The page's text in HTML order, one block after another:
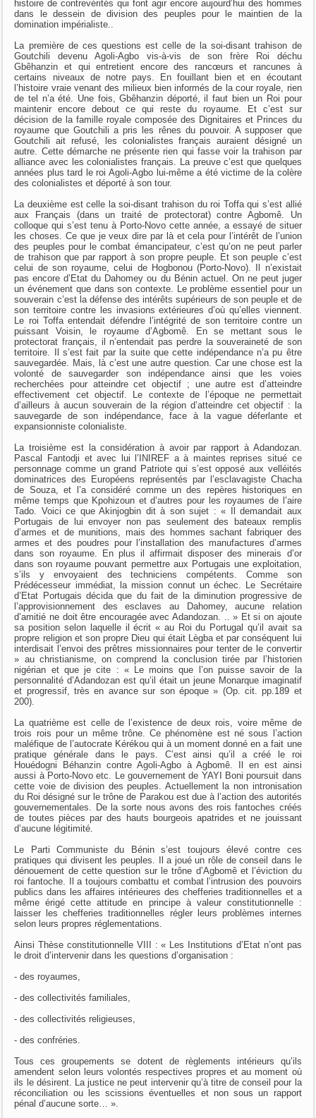
histoire de contrevérités qui font agir encore aujourd’hui des hommes
dans le dessein de division des peuples pour le maintien de la
domination impérialiste..
La première de ces questions est celle de la soi-disant trahison de
Goutchili devenu Agoli-Agbo vis-à-vis de son frère Roi déchu
Gbêhanzin et qui entretient encore des rancœurs et rancunes à
certains niveaux de notre pays. En fouillant bien et en écoutant
l’histoire vraie venant des milieux bien informés de la cour royale, rien
de tel n’a été. Une fois, Gbêhanzin déporté, il faut bien un Roi pour
maintenir encore debout ce qui reste du royaume. Et c’est sur
décision de la famille royale composée des Dignitaires et Princes du
royaume que Goutchili a pris les rênes du pouvoir. A supposer que
Goutchili ait refusé, les colonialistes français auraient désigné un
autre. Cette démarche ne présente rien qui fasse voir la trahison par
alliance avec les colonialistes français. La preuve c’est que quelques
années plus tard le roi Agoli-Agbo lui-même a été victime de la colère
des colonialistes et déporté à son tour.
La deuxième est celle la soi-disant trahison du roi Toffa qui s’est allié
aux Français (dans un traité de protectorat) contre Agbomê. Un
colloque qui s’est tenu à Porto-Novo cette année, a essayé de situer
les choses. Ce que je veux dire par là et cela pour l’intérêt de l’union
des peuples pour le combat émancipateur, c’est qu’on ne peut parler
de trahison que par rapport à son propre peuple. Et son peuple c’est
celui de son royaume, celui de Hogbonou (Porto-Novo). Il n’existait
pas encore d’Etat du Dahomey ou du Bénin actuel. On ne peut juger
un événement que dans son contexte. Le problème essentiel pour un
souverain c’est la défense des intérêts supérieurs de son peuple et de
son territoire contre les invasions extérieures d’où qu’elles viennent.
Le roi Toffa entendait défendre l’intégrité de son territoire contre un
puissant Voisin, le royaume d’Agbomê. En se mettant sous le
protectorat français, il n’entendait pas perdre la souveraineté de son
territoire. Il s’est fait par la suite que cette indépendance n’a pu être
sauvegardée. Mais, là c’est une autre question. Car une chose est la
volonté de sauvegarder son indépendance ainsi que les voies
recherchées pour atteindre cet objectif ; une autre est d’atteindre
effectivement cet objectif. Le contexte de l’époque ne permettait
d’ailleurs à aucun souverain de la région d’atteindre cet objectif : la
sauvegarde de son indépendance, face à la vague déferlante et
expansionniste colonialiste.
La troisième est la considération à avoir par rapport à Adandozan.
Pascal Fantodji et avec lui l’INIREF a à maintes reprises situé ce
personnage comme un grand Patriote qui s’est opposé aux velléités
dominatrices des Européens représentés par l’esclavagiste Chacha
de Souza, et l’a considéré comme un des repères historiques en
même temps que Kpohizoun et d’autres pour les royaumes de l’aire
Tado. Voici ce que Akinjogbin dit à son sujet : « Il demandait aux
Portugais de lui envoyer non pas seulement des bateaux remplis
d’armes et de munitions, mais des hommes sachant fabriquer des
armes et des poudres pour l’installation des manufactures d’armes
dans son royaume. En plus il affirmait disposer des minerais d’or
dans son royaume pouvant permettre aux Portugais une exploitation,
s’ils y envoyaient des techniciens compétents. Comme son
Prédécesseur immédiat, la mission connut un échec. Le Secrétaire
d’Etat Portugais décida que du fait de la diminution progressive de
l’approvisionnement des esclaves au Dahomey, aucune relation
d’amitié ne doit être encouragée avec Adandozan. .. » Et si on ajoute
sa position selon laquelle il écrit « au Roi du Portugal qu’il avait sa
propre religion et son propre Dieu qui était Lègba et par conséquent lui
interdisait l’envoi des prêtres missionnaires pour tenter de le convertir
» au christianisme, on comprend la conclusion tirée par l’historien
nigérian et que je cite : « Le moins que l’on puisse savoir de la
personnalité d’Adandozan est qu’il était un jeune Monarque imaginatif
et progressif, très en avance sur son époque » (Op. cit. pp.189 et
200).
La quatrième est celle de l’existence de deux rois, voire même de
trois rois pour un même trône. Ce phénomène est né sous l’action
maléfique de l’autocrate Kérékou qui à un moment donné en a fait une
pratique générale dans le pays. C’est ainsi qu’il a créé le roi
Houédogni Béhanzin contre Agoli-Agbo à Agbomê. Il en est ainsi
aussi à Porto-Novo etc. Le gouvernement de YAYI Boni poursuit dans
cette voie de division des peuples. Actuellement la non intronisation
du Roi désigné sur le trône de Parakou est due à l’action des autorités
gouvernementales. De la sorte nous avons des rois fantoches créés
de toutes pièces par des hauts bourgeois apatrides et ne jouissant
d’aucune légitimité.
Le Parti Communiste du Bénin s’est toujours élevé contre ces
pratiques qui divisent les peuples. Il a joué un rôle de conseil dans le
dénouement de cette question sur le trône d’Agbomê et l’éviction du
roi fantoche. Il a toujours combattu et combat l’intrusion des pouvoirs
publics dans les affaires intérieures des chefferies traditionnelles et a
même érigé cette attitude en principe à valeur constitutionnelle :
laisser les chefferies traditionnelles régler leurs problèmes internes
selon leurs propres réglementations.
Ainsi Thèse constitutionnelle VIII : « Les Institutions d’Etat n’ont pas
le droit d’intervenir dans les questions d’organisation :
- des royaumes,
- des collectivités familiales,
- des collectivités religieuses,
- des confréries.
Tous ces groupements se dotent de règlements intérieurs qu’ils
amendent selon leurs volontés respectives propres et au moment où
ils le désirent. La justice ne peut intervenir qu’à titre de conseil pour la
réconciliation ou les scissions éventuelles et non sous un rapport
pénal d’aucune sorte… ».